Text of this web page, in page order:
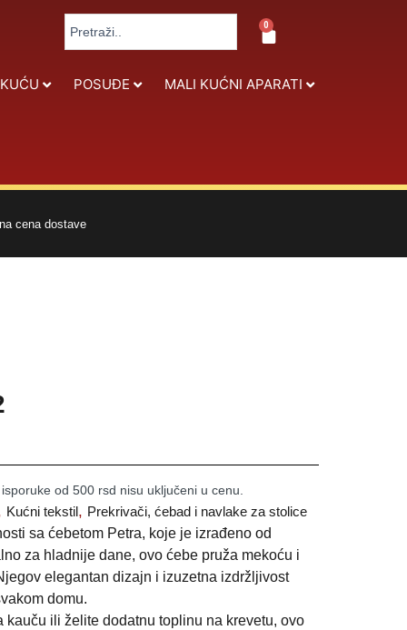
...
0
Cart
POSUĐE MALI KUĆNI APARATI
cena dostave
od 500 rsd nisu uključeni u cenu.
Kućni tekstil, Prekrivači, ćebad i navlake za stolice
sa ćebetom Petra, koje je izrađeno od
za hladnije dane, ovo ćebe pruža mekoću i
elegantan dizajn i izuzetna izdržljivost
domu.
kauču ili želite dodatnu toplinu na krevetu, ovo